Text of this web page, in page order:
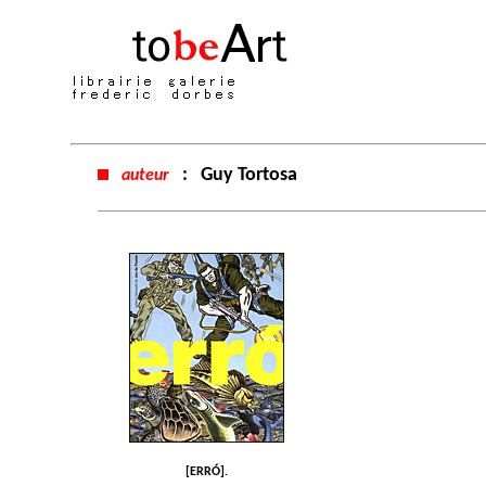
auteur : Guy Tortosa
[ERRÓ].